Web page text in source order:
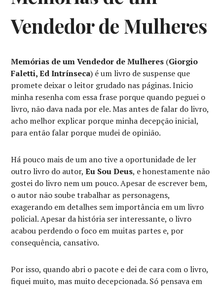
Vendedor de Mulheres
Memórias de um Vendedor de Mulheres (Giorgio
Faletti, Ed Intrínseca) é um livro de suspense que
promete deixar o leitor grudado nas páginas. Inicio
minha resenha com essa frase porque quando peguei o
livro, não dava nada por ele. Mas antes de falar do livro,
acho melhor explicar porque minha decepção inicial,
para então falar porque mudei de opinião.
Há pouco mais de um ano tive a oportunidade de ler
outro livro do autor,Eu Sou Deus, e honestamente não
gostei do livro nem um pouco. Apesar de escrever bem,
o autor não soube trabalhar as personagens,
exagerando em detalhes sem importância em um livro
policial. Apesar da história ser interessante, o livro
acabou perdendo o foco em muitas partes e, por
consequência, cansativo.
Por isso, quando abri o pacote e dei de cara com o livro,
fiquei muito, mas muito decepcionada. Só pensava em